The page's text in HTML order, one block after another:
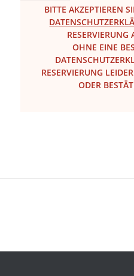
BITTE AKZEPTIEREN
OHNE EINE
RESERVIERUNG
ODER